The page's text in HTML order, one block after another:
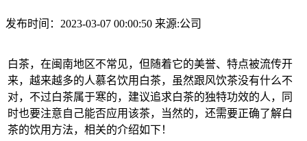
发布时间：2023-03-07 00:00:50 来源:公司
白茶，在闽南地区不常见，但随着它的美誉、特点被流传开
来，越来越多的人慕名饮用白茶，虽然跟风饮茶没有什么不
对，不过白茶属于寒的，建议追求白茶的独特功效的人，同
时也要注意自己能否应用该茶，当然的，还需要正确了解白
茶的饮用方法，相关的介绍如下！